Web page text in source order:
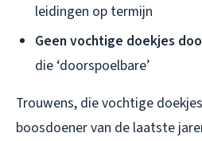
leidingen op termijn
Geen vochtige doekjes
die ‘doorspoelbare’
Trouwens, die vochtige
boosdoener van de laatste